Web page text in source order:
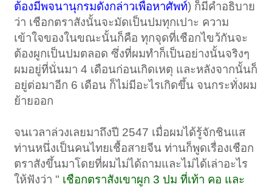
ต้องมีพจนานุกรมดังกล่าวเพื่อหาศัพท์) ก็มีคำอธิบาย
ว่า เชือกตราสังนั้นจะมัดเป็นปมทุกเปาะ ความ
เข้าใจของในขณะนั้นก็คือ ทุกจุดที่เชือกไขว้กันจะ
ต้องผูกเป็นปมตลอด ซึ่งที่ผมทำก็เป็นอย่างนั้นจริงๆ
ผมอยู่ที่นั่นมา 4 เดือนก่อนเกิดเหตุ และหลังจากนั้นก็
อยู่ต่อมาอีก 6 เดือน ก็ไม่มีอะไรเกิดขึ้น จนกระทั่งผม
ย้ายออก
จนเวลาล่วงเลยมาถึงปี 2547 เมื่อผมได้รู้จักชินแส
ท่านหนึ่งเป็นคนไทยเชื้อสายจีน ท่านก็พูดเรื่องเชือก
ตราสังขึ้นมาโดยที่ผมไม่ได้ถามและไม่ได้เล่าอะไร
ให้ฟังว่า " เชือกตราสังเขาผูก 3 ปม ที่เท้า คอ และ